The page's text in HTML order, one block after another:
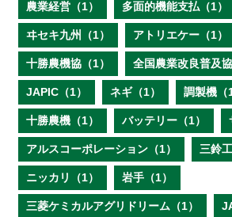
農業経営（1） 多面的機能支払（1）
ヰセキ九州（1） アトリエケー（1）
十勝農機協（1） 全国農業改良普及協
JAPIC（1） ネギ（1） 調製機（1
十勝農機（1） バッテリー（1）
アルスコーポレーション（1） 三鈴
ニッカリ（1） 岩手（1）
三菱ケミカルアグリドリーム（1）